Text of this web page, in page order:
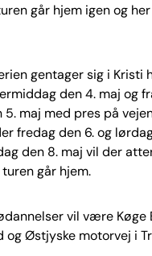
går hjem igen og
gentager sig i
den 4. maj og
maj med pres på
fredag den 6. og
den 8. maj vil der
går hjem.
vil være Køge
og Østjyske motorvej i